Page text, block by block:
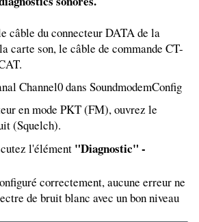
câble du connecteur DATA de la
carte son, le câble de commande CT-
Channel0 dans SoundmodemConfig
en mode PKT (FM), ouvrez le
(Squelch).
l'élément "Diagnostic" -
correctement, aucune erreur ne
de bruit blanc avec un bon niveau